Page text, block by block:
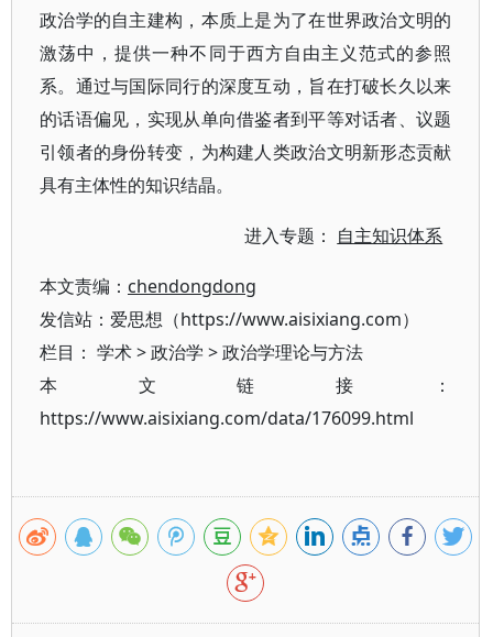
政治学的自主建构，本质上是为了在世界政治文明的
激荡中，提供一种不同于西方自由主义范式的参照
系。通过与国际同行的深度互动，旨在打破长久以来
的话语偏见，实现从单向借鉴者到平等对话者、议题
引领者的身份转变，为构建人类政治文明新形态贡献
具有主体性的知识结晶。
进入专题： 自主知识体系
本文责编： chendongdong
发信站：爱思想（https://www.aisixiang.com）
栏目： 学术>政治学 >政治学理论与方法
本文链接：
https://www.aisixiang.com/data/176099.html